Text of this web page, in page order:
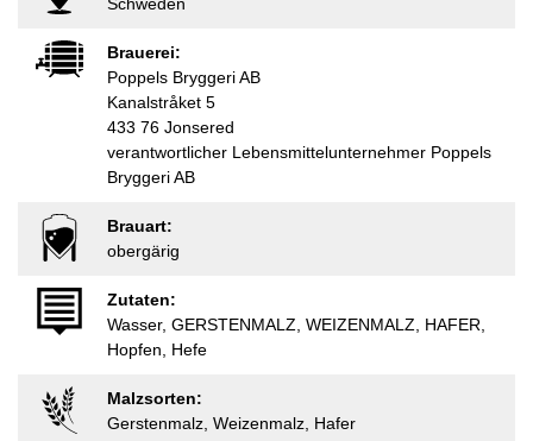
Schweden
Brauerei:
Poppels Bryggeri AB
Kanalstråket 5
433 76 Jonsered
verantwortlicher Lebensmittelunternehmer Poppels
Bryggeri AB
Brauart:
obergärig
Zutaten:
Wasser, GERSTENMALZ, WEIZENMALZ, HAFER,
Hopfen, Hefe
Malzsorten:
Gerstenmalz, Weizenmalz, Hafer